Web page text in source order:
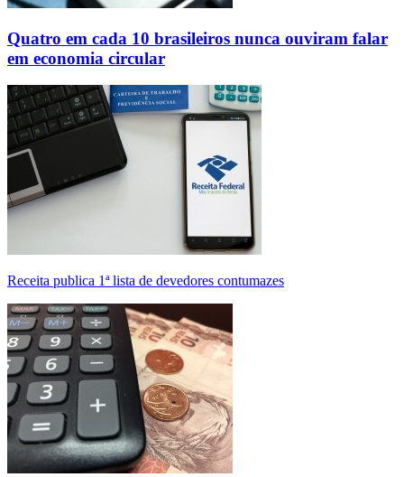
Quatro em cada 10 brasileiros nunca ouviram falar
em economia circular
Receita publica 1ª lista de devedores contumazes